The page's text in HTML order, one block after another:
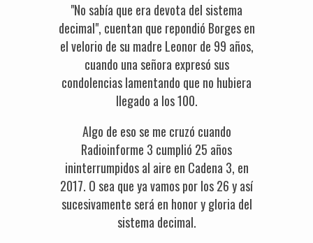
"No sabía que era devota del sistema
decimal", cuentan que repondió Borges en
el velorio de su madre Leonor de 99 años,
cuando una señora expresó sus
condolencias lamentando que no hubiera
llegado a los 100.
Algo de eso se me cruzó cuando
Radioinforme 3 cumplió 25 años
ininterrumpidos al aire en Cadena 3, en
2017. O sea que ya vamos por los 26 y así
sucesivamente será en honor y gloria del
sistema decimal.